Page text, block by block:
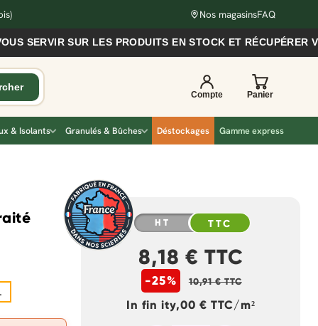
Nos magasinsFAQ
SUR LES PRODUITS EN STOCK ET RÉCUPÉRER VOS
& Isolants Granulés & Bûches Déstockages Gamme express
HT TTC
8,18 € TTC
-25% 10,91 € TTC
In fin ity,00 € TTC/m²